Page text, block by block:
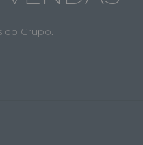
do Grupo.